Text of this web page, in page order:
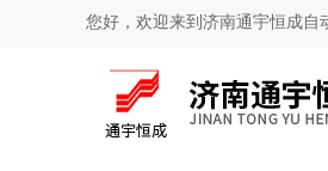
您好，欢迎来到济南通宇恒成自